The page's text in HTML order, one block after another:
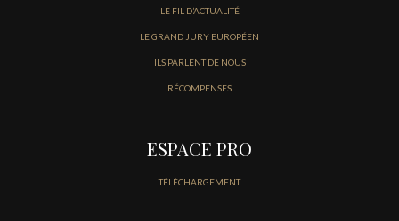
LE FIL D’ACTUALITÉ
LE GRAND JURY EUROPÉEN
ILS PARLENT DE NOUS
RÉCOMPENSES
ESPACE PRO
TÉLÉCHARGEMENT